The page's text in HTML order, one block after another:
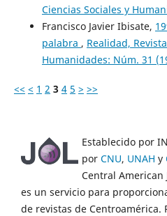
Ciencias Sociales y
Francisco Javier Ibisate,
palabra , Realidad,
Humanidades: Núm. 31
<< < 1 2 3 4 5 > >>
Establecido por
por CNU, UNAH y
Central American
es un servicio para
de revistas de Centroamérica.